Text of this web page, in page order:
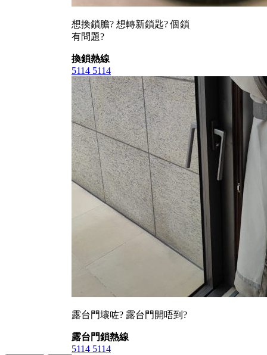
想換鎖膽? 想轉新鎖匙? 個鎖
有問題?
換鎖熱線
5114 5114
露台門壞咗? 露台門開唔到?
露台門鎖熱線
5114 5114